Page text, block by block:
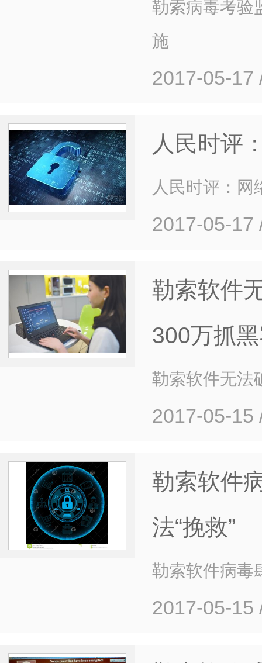
勒索病毒考验
施
2017-05-17
人民时评
人民时评：网
2017-05-17
勒索软件
300万抓
勒索软件无法
2017-05-15
勒索软件
法“挽救”
勒索软件病毒
2017-05-15